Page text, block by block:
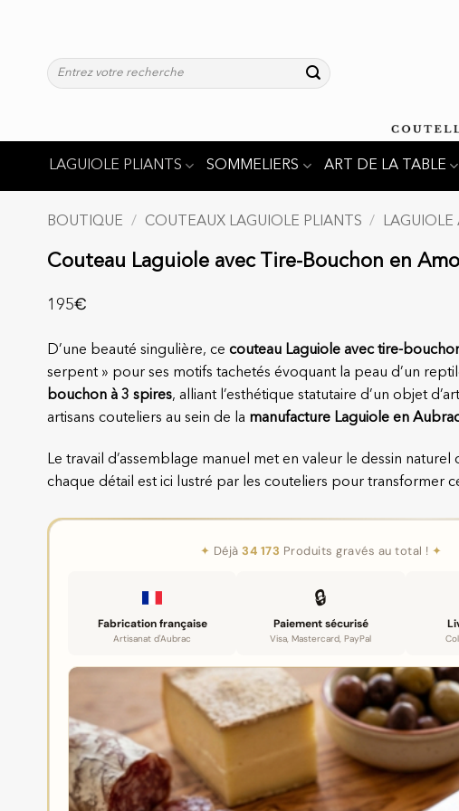
Recherche
pour :
LAGUIOLE PLIANTS SOMMELIERS ART DE LA TABLE
BOUTIQUE / COUTEAUX LAGUIOLE PLIANTS /
Couteau Laguiole avec Tire-Bouchon en
195€
D’une beauté singulière, ce couteau Laguiole avec tire-
serpent » pour ses motifs tachetés évoquant la peau d’un
bouchon à 3 spires, alliant l’esthétique statutaire d’un objet
artisans couteliers au sein de la manufacture Laguiole en
Le travail d’assemblage manuel met en valeur le dessin naturel
chaque détail est ici lustré par les couteliers pour transformer
✦ Déjà 34 173 Produits gravés au total ! ✦
Fabrication française
Artisanat d'Aubrac
🔒
Paiement sécurisé
Visa, Mastercard, PayPal